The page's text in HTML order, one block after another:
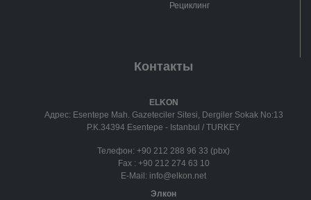
Рециклинг
Контакты
ELKON
Адрес: Esentepe Mah. Gazeteciler Sitesi, Dergiler Sokak No:13
P.K.34394 Esentepe - Istanbul / TURKEY
Телефон: +90 212 288 96 33 (pbx)
Fax : +90 212 274 63 10
E-Mail: info@elkon.net
Элкон